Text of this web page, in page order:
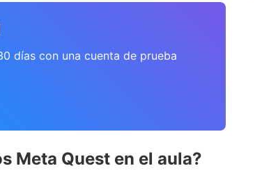
días con una cuenta de prueba
Meta Quest en el aula?